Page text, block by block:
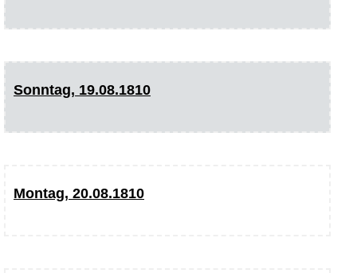
Sonntag, 19.08.1810
Montag, 20.08.1810